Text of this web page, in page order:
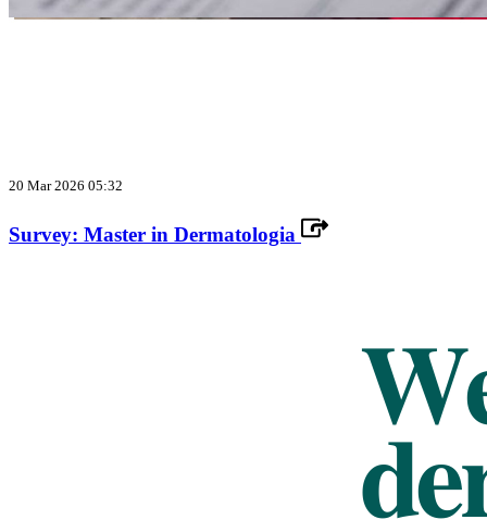
20 Mar 2026 05:32
Survey: Master in Dermatologia